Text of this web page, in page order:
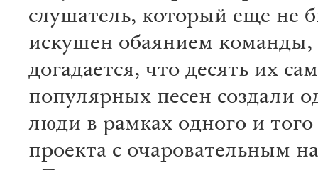
слушатель, который еще не
искушен обаянием команды,
догадается, что десять их
популярных песен создали
люди в рамках одного и
проекта с очаровательным